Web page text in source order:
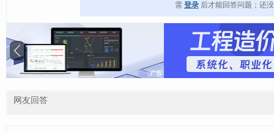
需 登录 后才能回答问题；还
网友回答